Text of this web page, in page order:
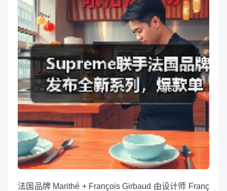
法国品牌 Marithé + François Girbaud 由设计师 Franç